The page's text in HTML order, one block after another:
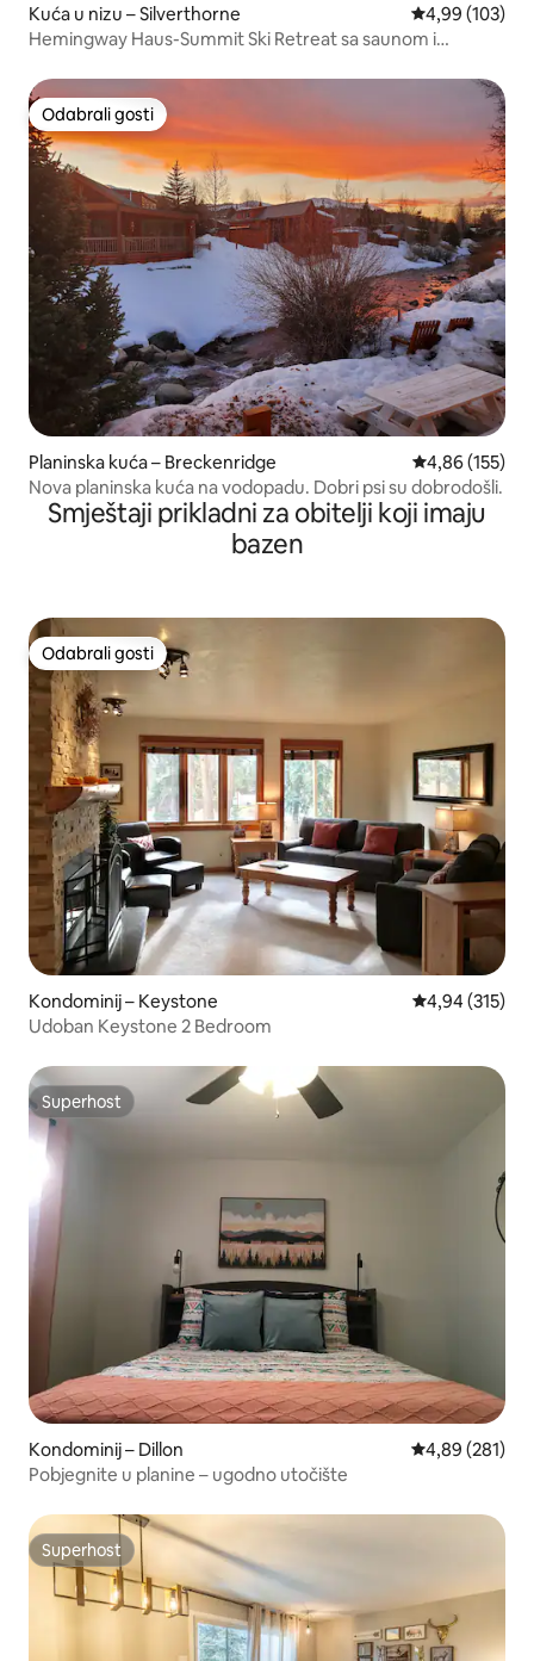
Kuća u nizu – Silverthorne Prosječna
4,99 (103)
Hemingway Haus-Summit Ski Retreat sa saunom i
Odabrali gosti
Odabrali gosti
Planinska kuća – Breckenridge Prosječna
4,86 (155)
Nova planinska kuća na vodopadu. Dobri psi su dobrodošli.
Smještaji prikladni za obitelji koji imaju
bazen
Odabrali gosti
Odabrali gosti
Kondominij – Keystone Prosječna
4,94 (315)
Udoban Keystone 2 Bedroom
Superhost
Superhost
Kondominij – Dillon Prosječna
4,89 (281)
Pobjegnite u planine – ugodno utočište
Superhost
Superhost